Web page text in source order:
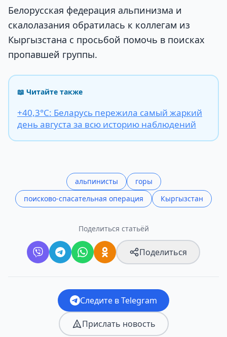
Белорусская федерация альпинизма и
скалолазания обратилась к коллегам из
Кыргызстана с просьбой помочь в поисках
пропавшей группы.
📖 Читайте также
+40,3°С: Беларусь пережила самый жаркий
день августа за всю историю наблюдений
альпинисты
горы
поисково-спасательная операция
Кыргызстан
Поделиться статьёй
Поделиться
Следите в Telegram
Прислать новость